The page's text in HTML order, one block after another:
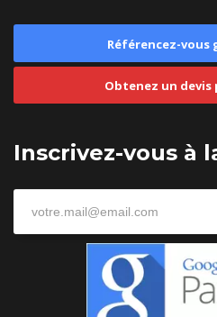
Référencez-
Obtenez un devis
Inscrivez-vous à